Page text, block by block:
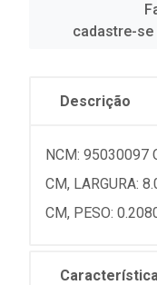
cadastre-
Descrição
NCM: 95030097
CM, LARGURA:
CM, PESO: